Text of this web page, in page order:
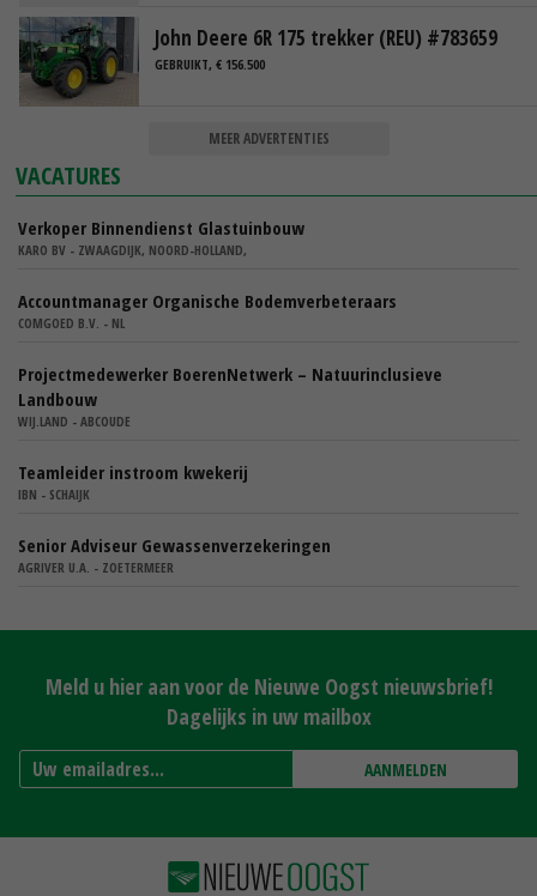
John Deere 6R 175 trekker (REU) #783659
GEBRUIKT, € 156.500
MEER ADVERTENTIES
VACATURES
Verkoper Binnendienst Glastuinbouw
KARO BV - ZWAAGDIJK, NOORD-HOLLAND,
Accountmanager Organische Bodemverbeteraars
COMGOED B.V. - NL
Projectmedewerker BoerenNetwerk – Natuurinclusieve
Landbouw
WIJ.LAND - ABCOUDE
Teamleider instroom kwekerij
IBN - SCHAIJK
Senior Adviseur Gewassenverzekeringen
AGRIVER U.A. - ZOETERMEER
Meld u hier aan voor de Nieuwe Oogst nieuwsbrief!
Dagelijks in uw mailbox
AANMELDEN